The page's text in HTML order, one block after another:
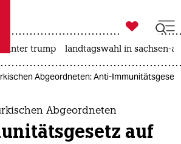
taz zahl ich
taz zahl ich

taz zahl ich
unter trump landtagswahl in sachsen-
Abgeordneten: Anti-
Abgeordneten
auf